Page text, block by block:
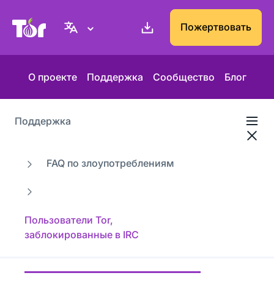
Веб-сайт Проекта Tor Пожертвовать
О проекте Поддержка Сообщество Блог
Поддержка
FAQ по злоупотреблениям
Пользователи Tor,
заблокированные в IRC